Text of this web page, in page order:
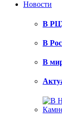
Новости
В
В
В